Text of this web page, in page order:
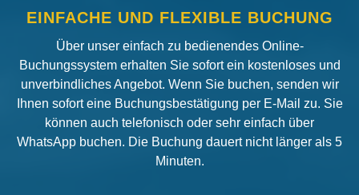
EINFACHE UND FLEXIBLE BUCHUNG
Über unser einfach zu bedienendes Online-
Buchungssystem erhalten Sie sofort ein kostenloses und
unverbindliches Angebot. Wenn Sie buchen, senden wir
Ihnen sofort eine Buchungsbestätigung per E-Mail zu. Sie
können auch telefonisch oder sehr einfach über
WhatsApp buchen. Die Buchung dauert nicht länger als 5
Minuten.